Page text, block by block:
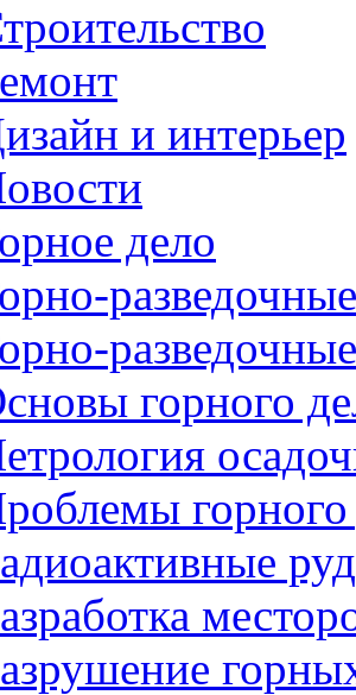
и интерьер
дело
горного
горного